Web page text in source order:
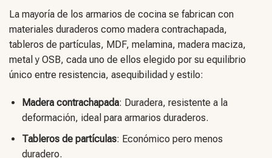
La mayoría de los armarios de cocina se fabrican con
materiales duraderos como madera contrachapada,
tableros de partículas, MDF, melamina, madera maciza,
metal y OSB, cada uno de ellos elegido por su equilibrio
único entre resistencia, asequibilidad y estilo:
Madera contrachapada: Duradera, resistente a la
deformación, ideal para armarios duraderos.
Tableros de partículas: Económico pero menos
duradero.